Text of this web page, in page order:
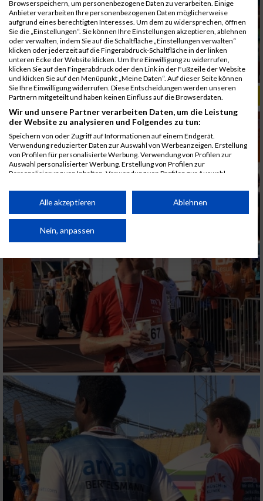
ALBUM B2RUN MÜNCHEN, B2RUN / 16.07.2019
Browserspeichern, um personenbezogene Daten zu verarbeiten. Einige
Anbieter verarbeiten Ihre personenbezogenen Daten möglicherweise
aufgrund eines berechtigten Interesses. Um dem zu widersprechen, öffnen
Sie die „Einstellungen“. Sie können Ihre Einstellungen akzeptieren, ablehnen
oder verwalten, indem Sie auf die Schaltfläche „Einstellungen verwalten“
klicken oder jederzeit auf die Fingerabdruck-Schaltfläche in der linken
unteren Ecke der Website klicken. Um Ihre Einwilligung zu widerrufen,
klicken Sie auf den Fingerabdruck oder den Link in der Fußzeile der Website
und klicken Sie auf den Menüpunkt „Meine Daten“. Auf dieser Seite können
Sie Ihre Einwilligung widerrufen. Diese Entscheidungen werden unseren
Partnern mitgeteilt und haben keinen Einfluss auf die Browserdaten.
Wir und unsere Partner verarbeiten Daten, um die Leistung
der Website zu analysieren und Folgendes zu tun:
Speichern von oder Zugriff auf Informationen auf einem Endgerät.
Verwendung reduzierter Daten zur Auswahl von Werbeanzeigen. Erstellung
von Profilen für personalisierte Werbung. Verwendung von Profilen zur
Auswahl personalisierter Werbung. Erstellung von Profilen zur
Personalisierung von Inhalten. Verwendung von Profilen zur Auswahl
Performance von Inhalten. Analyse von Zielgruppen durch Statistiken oder
Kombinationen von Daten aus verschiedenen Quellen. Entwicklung und
von Inhalten.
Daten können außerhalb der Europäischen Union weitergegeben und in die
Website/App.
Partnerliste anzeigen (1 IAB-Anbieter)
Wir nutzen Ihre Daten für folgende Zwecke:
IAB-Verarbeitungszwecke:
Speichern von oder Zugriff auf Informationen
auf einem Endgerät
Verwendung reduzierter Daten zur Auswahl
von Werbeanzeigen
Erstellung von Profilen für personalisierte
Werbung
Verwendung von Profilen zur Auswahl
personalisierter Werbung
Erstellung von Profilen zur Personalisierung
von Inhalten
Alle akzeptieren Ablehnen
Nein, anpassen